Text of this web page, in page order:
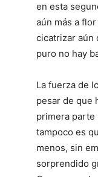
en esta
aún más a
cicatrizar aún
puro no hay
La fuerza de
pesar de que
primera parte
tampoco es
menos, sin
sorprendido